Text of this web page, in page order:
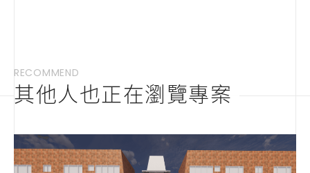
RECOMMEND
其他人也正在瀏覽專案